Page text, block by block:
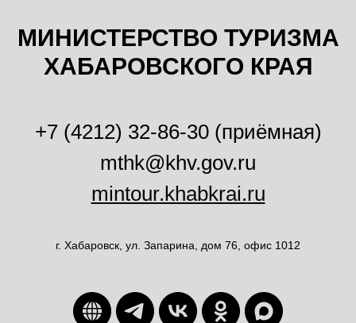
МИНИСТЕРСТВО ТУРИЗМА
ХАБАРОВСКОГО КРАЯ
+7 (4212) 32-86-30 (приёмная)
mthk@khv.gov.ru
mintour.khabkrai.ru
г. Хабаровск, ул. Запарина, дом 76, офис 1012